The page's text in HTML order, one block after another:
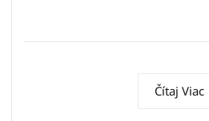
Čítaj Viac